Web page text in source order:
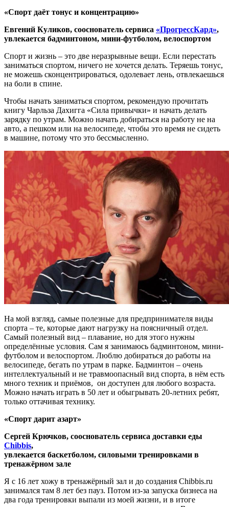
«Спорт даёт тонус и концентрацию»
Евгений Куликов, сооснователь сервиса «ПрогрессКард»,
увлекается бадминтоном, мини-футболом, велоспортом
Спорт и жизнь – это две неразрывные вещи. Если перестать
заниматься спортом, ничего не хочется делать. Теряешь тонус,
не можешь сконцентрироваться, одолевает лень, отвлекаешься
на боли в спине.
Чтобы начать заниматься спортом, рекомендую прочитать
книгу Чарльза Дахигга «Сила привычки» и начать делать
зарядку по утрам. Можно начать добираться на работу не на
авто, а пешком или на велосипеде, чтобы это время не сидеть
в машине, потому что это бессмысленно.
На мой взгляд, самые полезные для предпринимателя виды
спорта – те, которые дают нагрузку на поясничный отдел.
Самый полезный вид – плавание, но для этого нужны
определённые условия. Сам я занимаюсь бадминтоном, мини-
футболом и велоспортом. Люблю добираться до работы на
велосипеде, бегать по утрам в парке. Бадминтон – очень
интеллектуальный и не травмоопасный вид спорта, в нём есть
много техник и приёмов, он доступен для любого возраста.
Можно начать играть в 50 лет и обыгрывать 20-летних ребят,
только оттачивая технику.
«Спорт дарит азарт»
Сергей Крючков, сооснователь сервиса доставки еды
Chibbis,
увлекается баскетболом, силовыми тренировками в
тренажёрном зале
Я с 16 лет хожу в тренажёрный зал и до создания Chibbis.ru
занимался там 8 лет без пауз. Потом из-за запуска бизнеса на
два года тренировки выпали из моей жизни, и в итоге